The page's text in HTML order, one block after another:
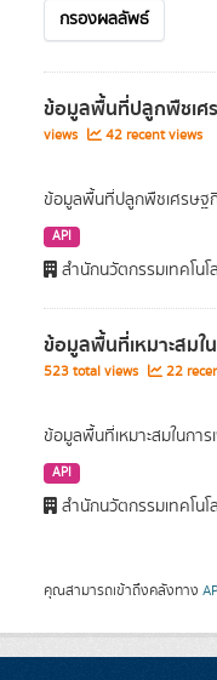
กรองผลลัพธ์
ข้อมูลพื้นที่ปลูกพืชเศ
views
42 recent views
ข้อมูลพื้นที่ปลูกพืชเศรษฐ
API
สำนักนวัตกรรมเทคโน
ข้อมูลพื้นที่เหมาะสมใ
523 total views 22
ข้อมูลพื้นที่เหมาะสมในกา
API
สำนักนวัตกรรมเทคโน
คุณสามารถเข้าถึงคลังทาง